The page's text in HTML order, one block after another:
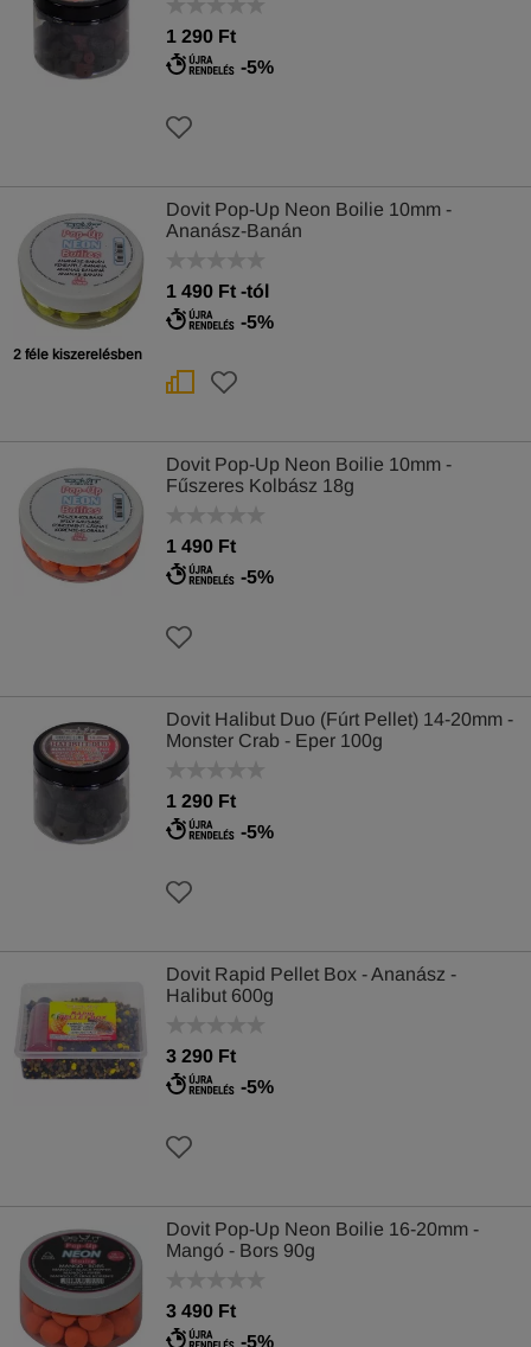
1 290 Ft
-5%
2 féle kiszerelésben
Dovit Pop-Up Neon Boilie 10mm -
Ananász-Banán
1 490 Ft -tól
-5%
Dovit Pop-Up Neon Boilie 10mm -
Fűszeres Kolbász 18g
1 490 Ft
-5%
Dovit Halibut Duo (Fúrt Pellet) 14-20mm -
Monster Crab - Eper 100g
1 290 Ft
-5%
Dovit Rapid Pellet Box - Ananász -
Halibut 600g
3 290 Ft
-5%
Dovit Pop-Up Neon Boilie 16-20mm -
Mangó - Bors 90g
3 490 Ft
-5%